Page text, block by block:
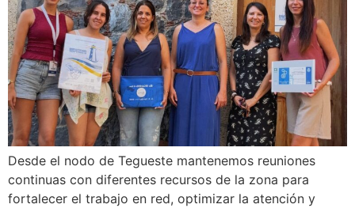
Desde el nodo de Tegueste mantenemos reuniones
continuas con diferentes recursos de la zona para
fortalecer el trabajo en red, optimizar la atención y